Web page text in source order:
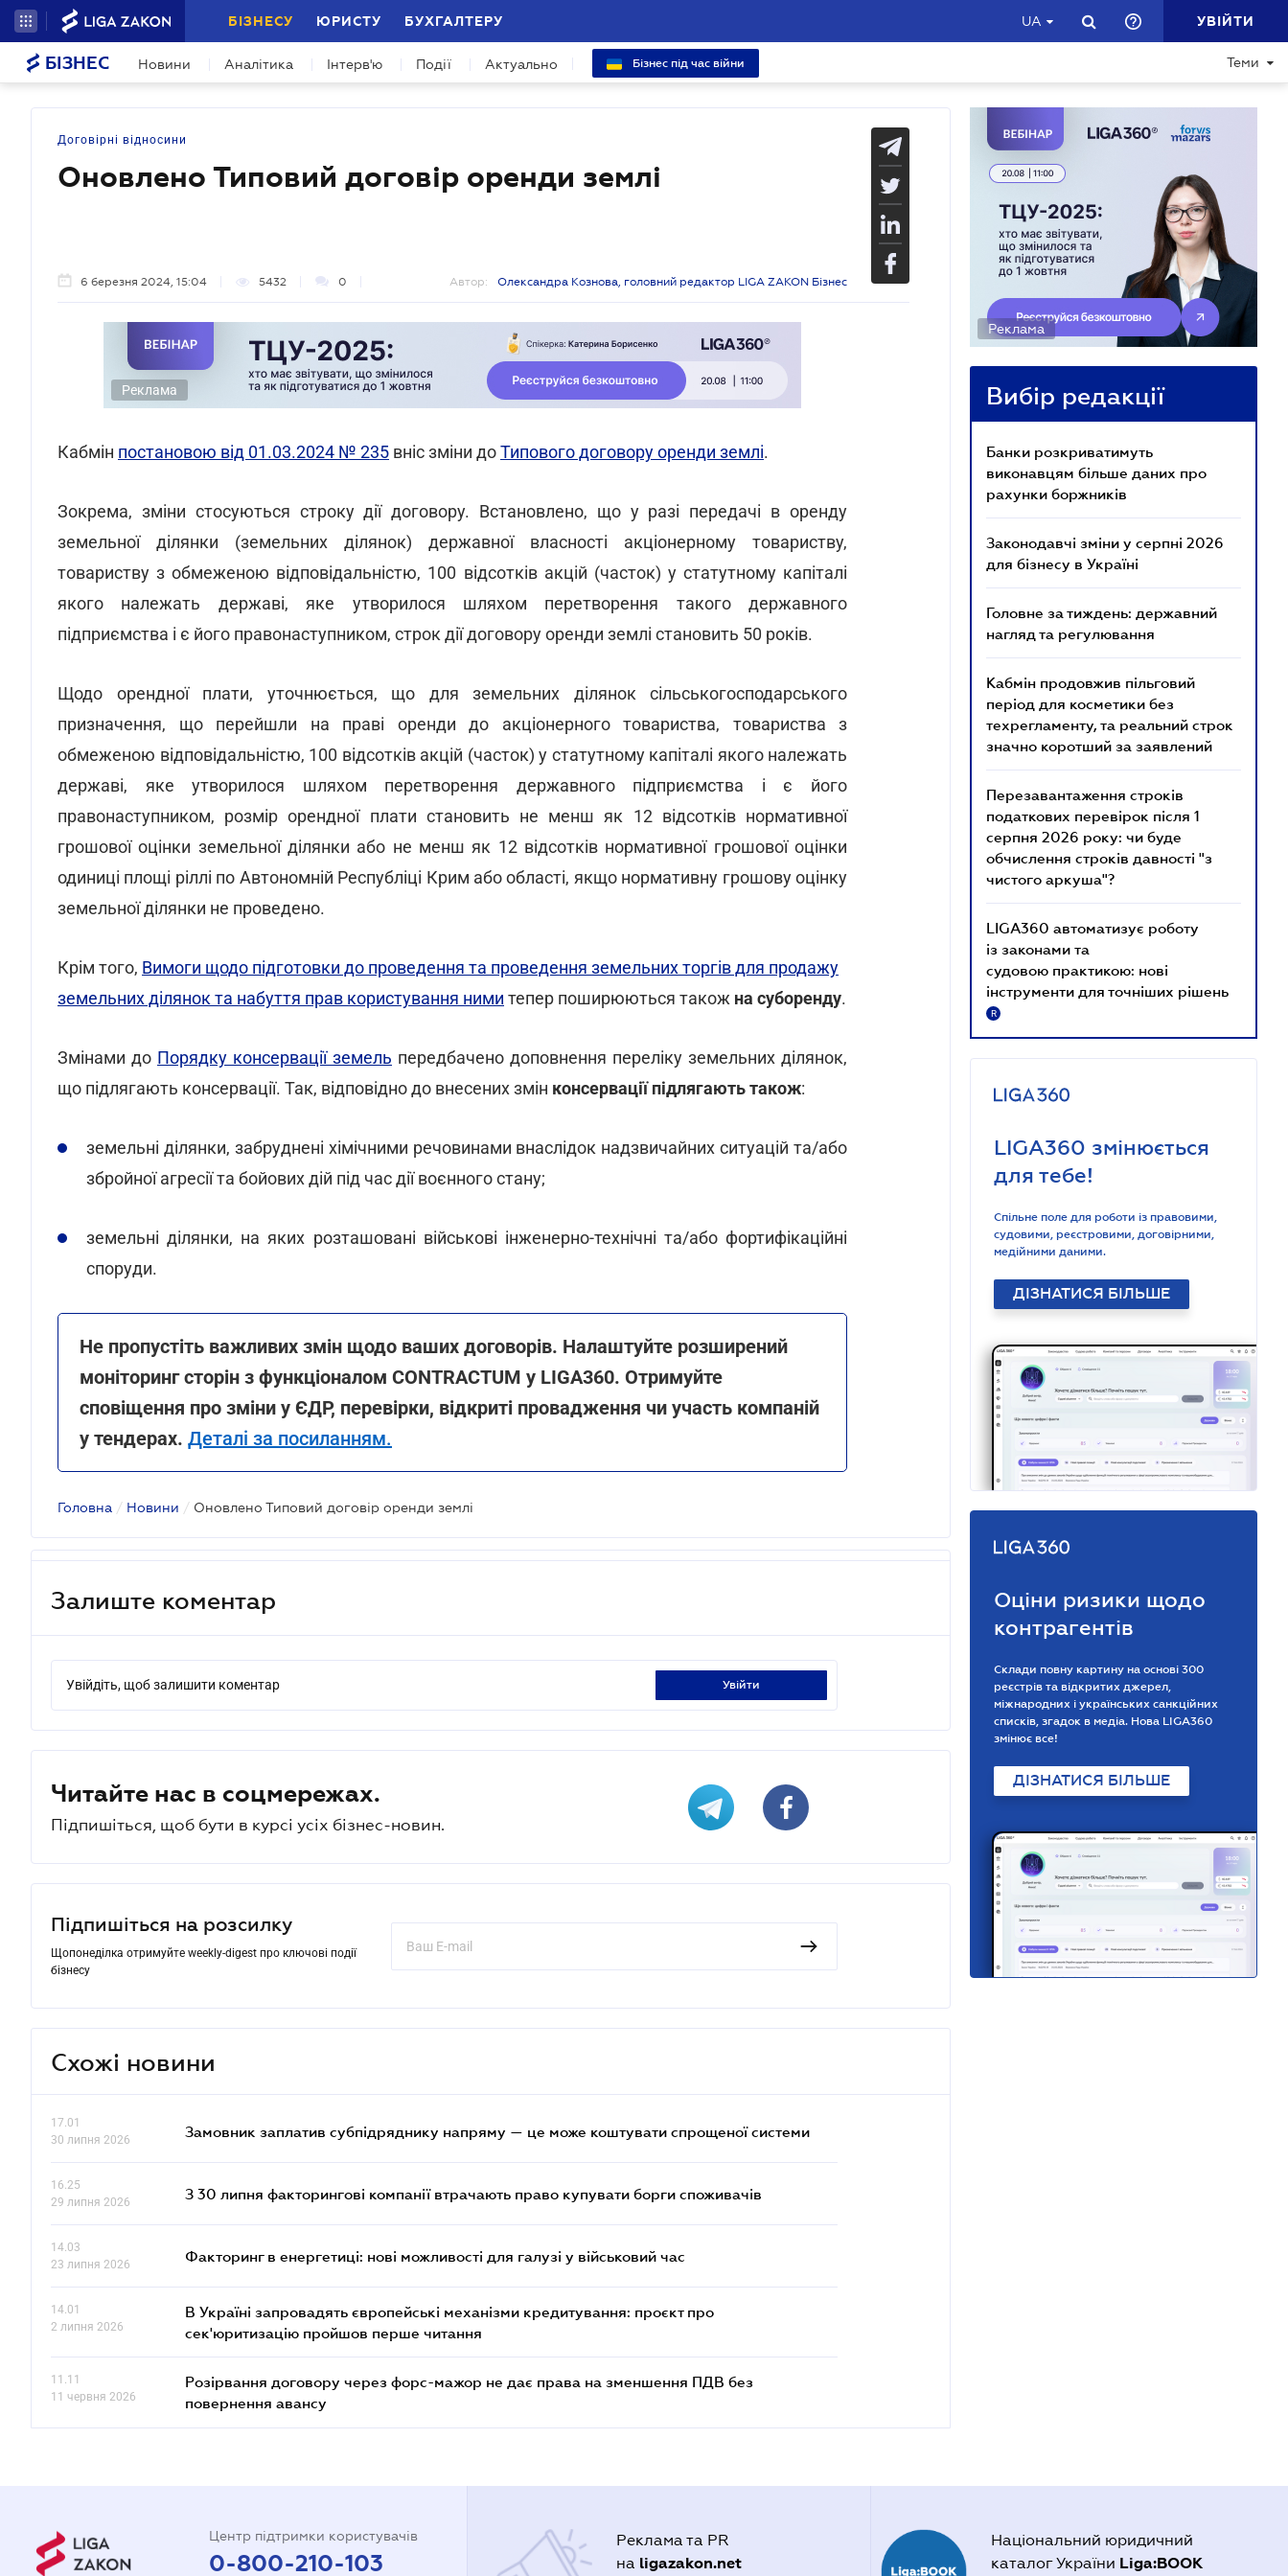
БІЗНЕСУ ЮРИСТУ БУХГАЛТЕРУ UA УВІЙТИ
БІЗНЕС Новини Аналітика Інтерв'ю Події Актуально Бізнес під час війни Теми
Договірні відносини
Оновлено Типовий договір оренди землі
6 березня 2024, 15:04 5432 0 Автор: Олександра Кознова, головний редактор LIGA ZAKON Бізнес
Реклама
Кабмін постановою від 01.03.2024 № 235 вніс зміни доТипового договору оренди землі.
Зокрема, зміни стосуються строку дії договору. Встановлено, що у разі передачі в оренду
земельної ділянки (земельних ділянок) державної власності акціонерному товариству,
товариству з обмеженою відповідальністю, 100 відсотків акцій (часток) у статутному капіталі
якого належать державі, яке утворилося шляхом перетворення такого державного
підприємства і є його правонаступником, строк дії договору оренди землі становить 50 років.
Щодо орендної плати, уточнюється, що для земельних ділянок сільськогосподарського
призначення, що перейшли на праві оренди до акціонерного товариства, товариства з
обмеженою відповідальністю, 100 відсотків акцій (часток) у статутному капіталі якого належать
державі, яке утворилося шляхом перетворення державного підприємства і є його
правонаступником, розмір орендної плати становить не менш як 12 відсотків нормативної
грошової оцінки земельної ділянки або не менш як 12 відсотків нормативної грошової оцінки
одиниці площі ріллі по Автономній Республіці Крим або області, якщо нормативну грошову оцінку
земельної ділянки не проведено.
Крім того, Вимоги щодо підготовки до проведення та проведення земельних торгів для продажу
земельних ділянок та набуття прав користування ними тепер поширюються також на суборенду.
Змінами до Порядку консервації земель передбачено доповнення переліку земельних ділянок,
що підлягають консервації. Так, відповідно до внесених змін консервації підлягають також:
земельні ділянки, забруднені хімічними речовинами внаслідок надзвичайних ситуацій та/або
збройної агресії та бойових дій під час дії воєнного стану;
земельні ділянки, на яких розташовані військові інженерно-технічні та/або фортифікаційні
споруди.
Не пропустіть важливих змін щодо ваших договорів. Налаштуйте розширений
моніторинг сторін з функціоналом CONTRACTUM у LIGA360. Отримуйте
сповіщення про зміни у ЄДР, перевірки, відкриті провадження чи участь компаній
у тендерах. Деталі за посиланням.
Головна / Новини / Оновлено Типовий договір оренди землі
Залиште коментар
Увійдіть, щоб залишити коментар увійти
Читайте нас в соцмережах.
Підпишіться, щоб бути в курсі усіх бізнес-новин.
Підпишіться на розсилку
Щопонеділка отримуйте weekly-digest про ключові події
бізнесу
Схожі новини
17.01
30 липня 2026
Замовник заплатив субпідряднику напряму — це може коштувати спрощеної системи
16.25
29 липня 2026
З 30 липня факторингові компанії втрачають право купувати борги споживачів
14.03
23 липня 2026
Факторинг в енергетиці: нові можливості для галузі у військовий час
14.01
2 липня 2026
В Україні запровадять європейські механізми кредитування: проєкт про
сек'юритизацію пройшов перше читання
11.11
11 червня 2026
Розірвання договору через форс-мажор не дає права на зменшення ПДВ без
повернення авансу
Реклама
Вибір редакції
Банки розкриватимуть
виконавцям більше даних про
рахунки боржників
Законодавчі зміни у серпні 2026
для бізнесу в Україні
Головне за тиждень: державний
нагляд та регулювання
Кабмін продовжив пільговий
період для косметики без
техрегламенту, та реальний строк
значно коротший за заявлений
Перезавантаження строків
податкових перевірок після 1
серпня 2026 року: чи буде
обчислення строків давності "з
чистого аркуша"?
LIGA360 автоматизує роботу
із законами та
судовою практикою: нові
інструменти для точніших рішень
R
LIGA360 змінюється
для тебе!
Спільне поле для роботи із правовими,
судовими, реєстровими, договірними,
медійними даними.
ДІЗНАТИСЯ БІЛЬШЕ
Оціни ризики щодо
контрагентів
Склади повну картину на основі 300
реєстрів та відкритих джерел,
міжнародних і українських санкційних
списків, згадок в медіа. Нова LIGA360
змінює все!
ДІЗНАТИСЯ БІЛЬШЕ
Центр підтримки користувачів
0-800-210-103
Реклама та PR
на ligazakon.net
Національний юридичний
каталог України Liga:BOOK